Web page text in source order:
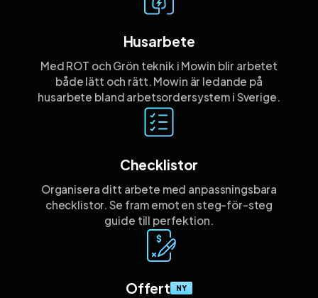
Husarbete
Med ROT och Grön teknik i Mowin blir arbetet
både lätt och rätt. Mowin är ledande på
husarbete bland arbetsordersystem i Sverige.
Checklistor
Organisera ditt arbete med anpassnings­bara
checklistor. Se fram emot en steg-för-steg
guide till perfektion.
Offert NY